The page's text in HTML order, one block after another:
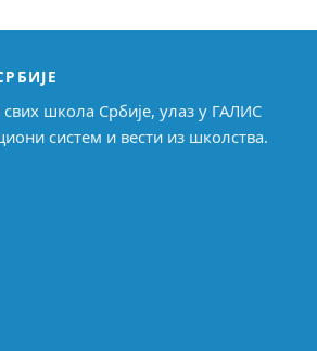
школа Србије, улаз у ГАЛИС
систем и вести из школства.